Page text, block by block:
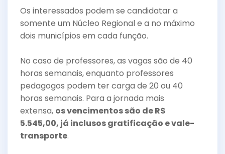
Os interessados podem se candidatar a
somente um Núcleo Regional e a no máximo
dois municípios em cada função.
No caso de professores, as vagas são de 40
horas semanais, enquanto professores
pedagogos podem ter carga de 20 ou 40
horas semanais. Para a jornada mais
extensa, os vencimentos são de R$
5.545,00, já inclusos gratificação e vale-
transporte.